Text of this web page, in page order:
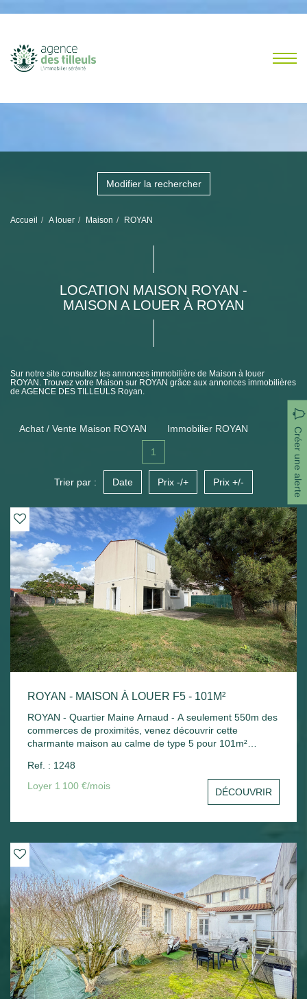
Modifier la rechercher
Accueil A louer Maison ROYAN
LOCATION MAISON ROYAN -
MAISON A LOUER À ROYAN
Sur notre site consultez les annonces immobilière de Maison à louer
ROYAN. Trouvez votre Maison sur ROYAN grâce aux annonces immobilières
de AGENCE DES TILLEULS Royan.
Achat / Vente Maison ROYAN Immobilier ROYAN Créer une alerte
1
Trier par : Date Prix -/+ Prix +/-
ROYAN - MAISON À LOUER F5 - 101M²
ROYAN - Quartier Maine Arnaud - A seulement 550m des
commerces de proximités, venez découvrir cette
charmante maison au calme de type 5 pour 101m²
cuisine aménagée ouvrant sur terrasse et jardin, chambre
avec salle d'eau et wc, cellier et garage. - A l'étage :
Palier, 3 chambres avec placard, salle d'eau avec douche
et baignoire, wc. Chauffage au sol + eau chaude solaire.
Ref. : 1248
Loyer 1 100 €/mois
DÉCOUVRIR